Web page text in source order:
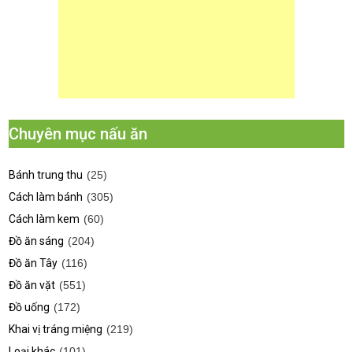
Chuyên mục nấu ăn
Bánh trung thu (25)
Cách làm bánh (305)
Cách làm kem (60)
Đồ ăn sáng (204)
Đồ ăn Tây (116)
Đồ ăn vặt (551)
Đồ uống (172)
Khai vị tráng miệng (219)